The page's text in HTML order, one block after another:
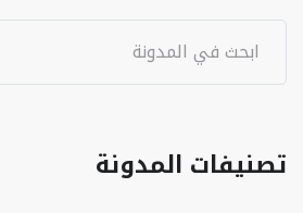
تصنيفات المدونة